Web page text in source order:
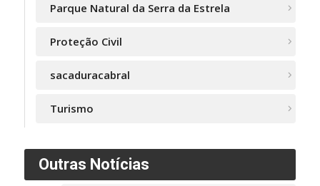
Parque Natural da Serra da Estrela
Proteção Civil
sacaduracabral
Turismo
Outras Notícias